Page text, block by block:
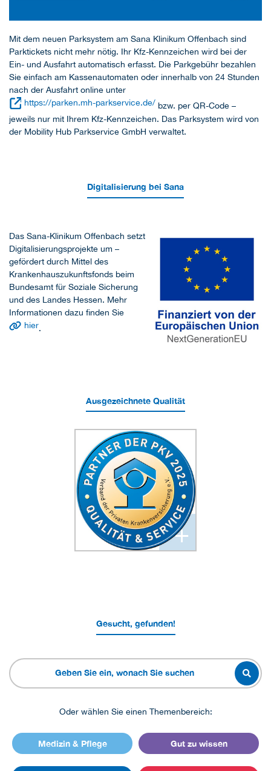
Mit dem neuen Parksystem am Sana Klinikum Offenbach sind
Parktickets nicht mehr nötig. Ihr Kfz-Kennzeichen wird bei der
Ein- und Ausfahrt automatisch erfasst. Die Parkgebühr bezahlen
Sie einfach am Kassenautomaten oder innerhalb von 24 Stunden
nach der Ausfahrt online unter
https://parken.mh-parkservice.de/ bzw. per QR-Code –
jeweils nur mit Ihrem Kfz-Kennzeichen. Das Parksystem wird von
der Mobility Hub Parkservice GmbH verwaltet.
Digitalisierung bei Sana
Das Sana-Klinikum Offenbach setzt
Digitalisierungsprojekte um –
gefördert durch Mittel des
Krankenhauszukunftsfonds beim
Bundesamt für Soziale Sicherung
und des Landes Hessen. Mehr
Informationen dazu finden Sie
hier.
Ausgezeichnete Qualität
+
Gesucht, gefunden!
Oder wählen Sie einen Themenbereich:
Medizin & Pflege Gut zu wissen